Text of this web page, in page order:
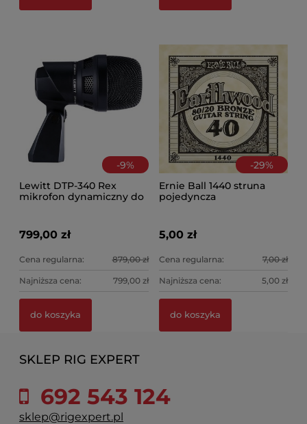
-9%
Lewitt DTP-340 Rex
mikrofon dynamiczny do
799,00 zł
Cena regularna: 879,00 zł
Najniższa cena: 799,00 zł
do koszyka
-29%
Ernie Ball 1440 struna
pojedyncza
5,00 zł
Cena regularna: 7,00 zł
Najniższa cena: 5,00 zł
do koszyka
SKLEP RIG EXPERT
692 543 124
sklep@rigexpert.pl